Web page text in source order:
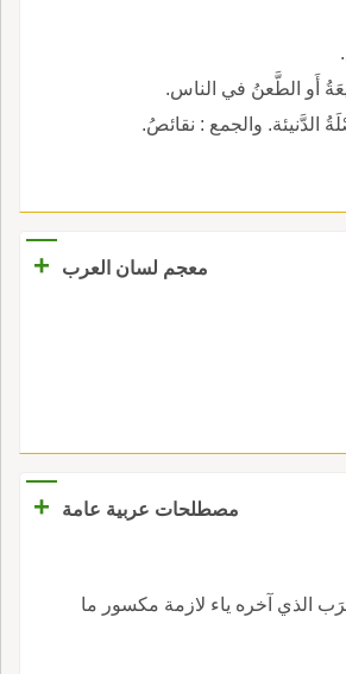
أَو الطَّعنُ في الناس.
الدَّنيئة. والجمع : نقائصُ.
معجم لسان العرب
+
مصطلحات عربية عامة +
الذي آخره ياء لازمة مكسور ما